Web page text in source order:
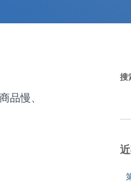
品慢、
搜